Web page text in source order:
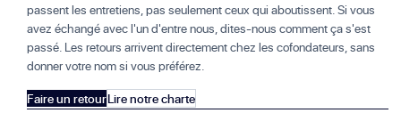
passent les entretiens, pas seulement ceux qui aboutissent. Si vous
avez échangé avec l'un d'entre nous, dites-nous comment ça s'est
passé. Les retours arrivent directement chez les cofondateurs, sans
donner votre nom si vous préférez.
Faire un retourLire notre charte